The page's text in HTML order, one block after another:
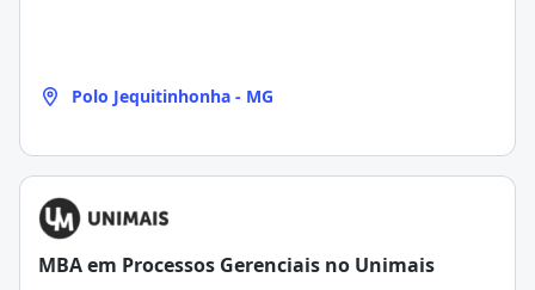
Polo Jequitinhonha - MG
MBA em Processos Gerenciais no Unimais